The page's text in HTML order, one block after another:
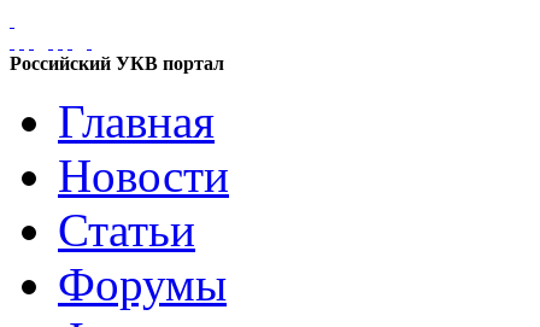
Российский УКВ портал
Главная
Новости
Статьи
Форумы